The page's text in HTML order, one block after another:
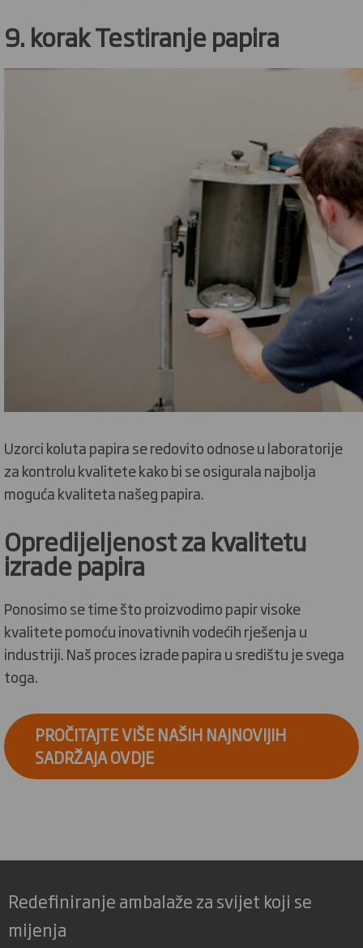
9. korak Testiranje papira
Uzorci koluta papira se redovito odnose u laboratorije
za kontrolu kvalitete kako bi se osigurala najbolja
moguća kvaliteta našeg papira.
Opredijeljenost za kvalitetu
izrade papira
Ponosimo se time što proizvodimo papir visoke
kvalitete pomoću inovativnih vodećih rješenja u
industriji. Naš proces izrade papira u središtu je svega
toga.
PROČITAJTE VIŠE NAŠIH NAJNOVIJIH
SADRŽAJA OVDJE
Redefiniranje ambalaže za svijet koji se
mijenja